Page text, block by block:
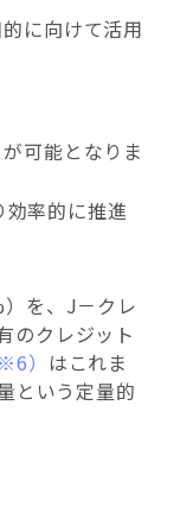
に向けて活用
可能となりま
率的に推進
を、J－クレ
のクレジット
） はこれま
という定量的